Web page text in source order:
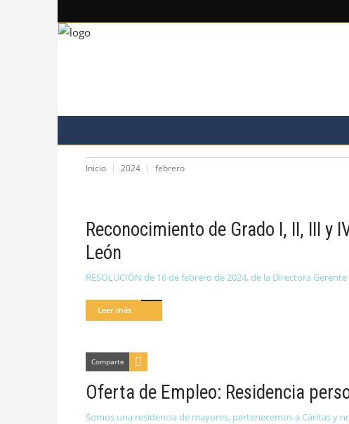
COMUNICACIÓN
Inicio 2024 febrero
Reconocimiento de Grado I, II, III y
León
RESOLUCIÓN de 16 de febrero de 2024, de la Directora
Leer más
Comparte
Oferta de Empleo: Residencia
Somos una residencia de mayores, pertenecemos a Cáritas y